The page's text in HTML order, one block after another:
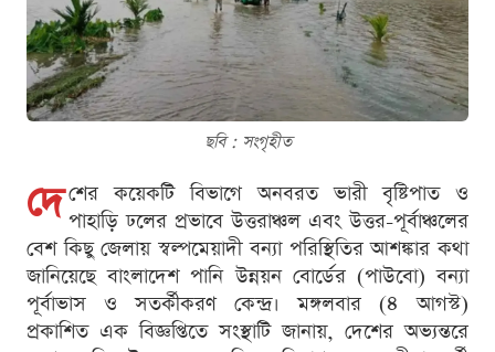
ছবি : সংগৃহীত
দে শের কয়েকটি বিভাগে অনবরত ভারী বৃষ্টিপাত ও
পাহাড়ি ঢলের প্রভাবে উত্তরাঞ্চল এবং উত্তর-পূর্বাঞ্চলের
বেশ কিছু জেলায় স্বল্পমেয়াদী বন্যা পরিস্থিতির আশঙ্কার কথা
জানিয়েছে বাংলাদেশ পানি উন্নয়ন বোর্ডের (পাউবো) বন্যা
পূর্বাভাস ও সতর্কীকরণ কেন্দ্র। মঙ্গলবার (৪ আগস্ট)
প্রকাশিত এক বিজ্ঞপ্তিতে সংস্থাটি জানায়, দেশের অভ্যন্তরে